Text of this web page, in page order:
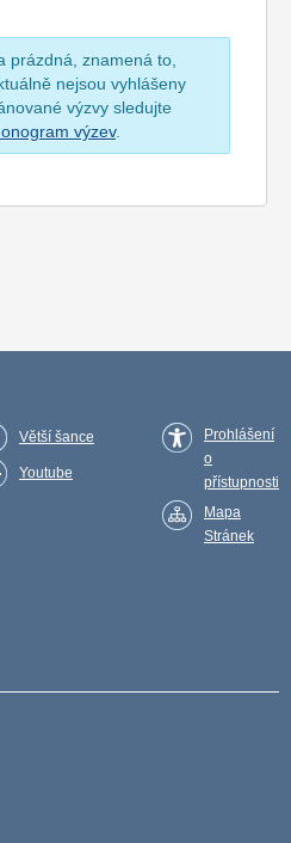
prázdná, znamená to,
nejsou vyhlášeny
výzvy sledujte
výzev.
Větší šance
Youtube
Prohlášení
o
přístupnosti
Mapa
Stránek